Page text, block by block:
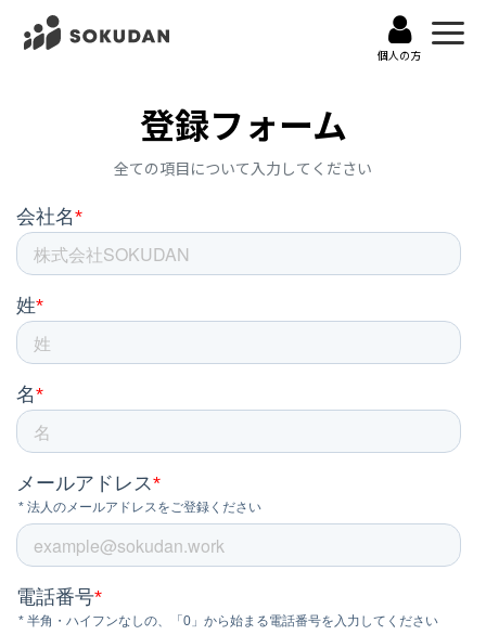
個人の方
導入事例
お役立ち資料
よくある質問
案件を探す
SOKUDAN Magazine
登録フォーム
全ての項目について入力してください